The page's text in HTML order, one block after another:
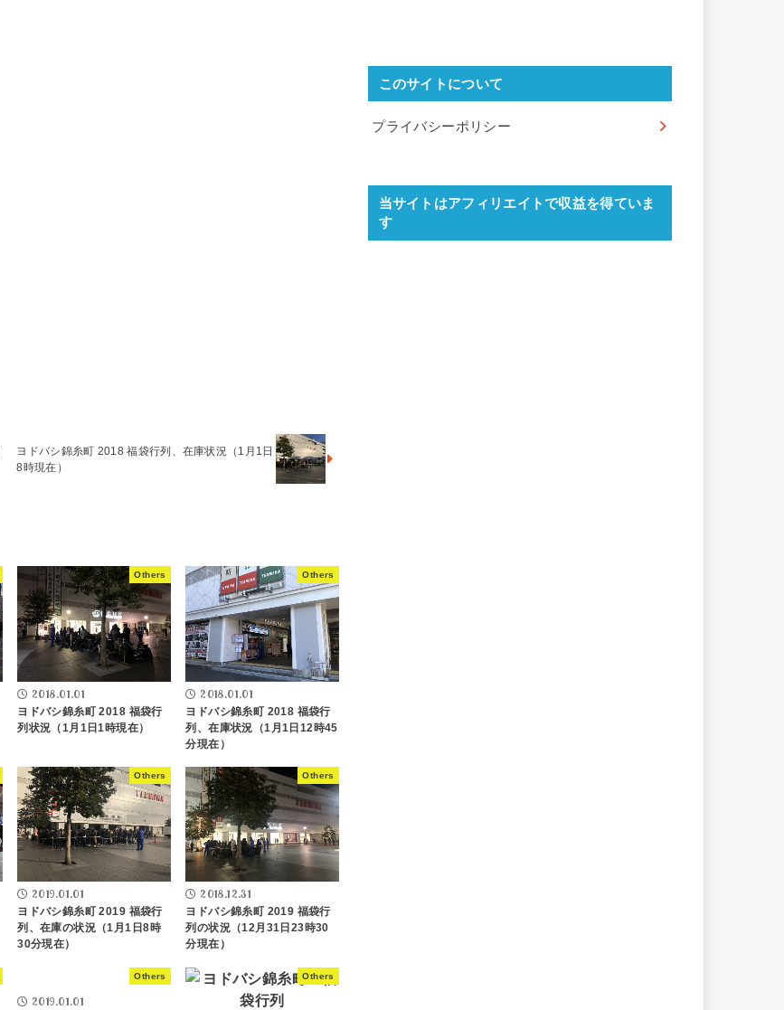
ヨドバシ錦糸町 2018 福袋行列、在庫状況（1月1日
8時現在）
Others
2018.01.01
ヨドバシ錦糸町 2018 福袋行
列状況（1月1日1時現在）
Others
2018.01.01
ヨドバシ錦糸町 2018 福袋行
列、在庫状況（1月1日12時45
分現在）
Others
2019.01.01
ヨドバシ錦糸町 2019 福袋行
列、在庫の状況（1月1日8時
30分現在）
Others
2018.12.31
ヨドバシ錦糸町 2019 福袋行
列の状況（12月31日23時30
分現在）
Others
2019.01.01
Others
このサイトについて
プライバシーポリシー
当サイトはアフィリエイトで収益を得ていま
す